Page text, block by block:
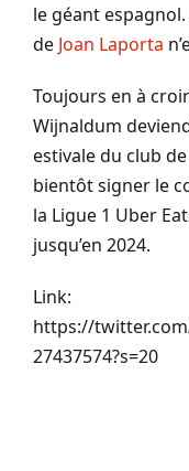
le géant
de Joan Laporta
Toujours en à
Wijnaldum
estivale du club
bientôt signer le
la Ligue 1 Uber
jusqu’en 2024.
Link:
https://
27437574?s=20